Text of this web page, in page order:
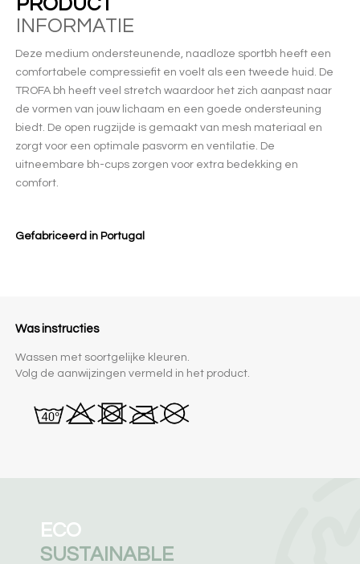
INFORMATIE
Deze medium ondersteunende, naadloze sportbh heeft een
comfortabele compressiefit en voelt als een tweede huid. De
TROFA bh heeft veel stretch waardoor het zich aanpast naar
de vormen van jouw lichaam en een goede ondersteuning
biedt. De open rugzijde is gemaakt van mesh materiaal en
zorgt voor een optimale pasvorm en ventilatie. De
uitneembare bh-cups zorgen voor extra bedekking en
comfort.
Gefabriceerd in Portugal
Was instructies
Wassen met soortgelijke kleuren.
Volg de aanwijzingen vermeld in het product.
ECO
SUSTAINABLE